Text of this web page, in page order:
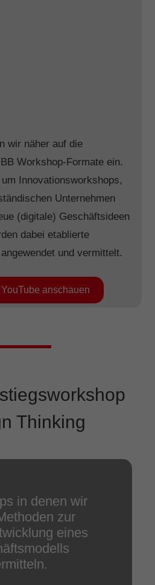
wir näher auf die
Workshop-Formate ein.
Innovationsworkshops,
Unternehmen
(digitale) Geschäftsideen
dabei etablierte
und vermittelt.
anschauen
Thinking
in denen wir
zur
eines